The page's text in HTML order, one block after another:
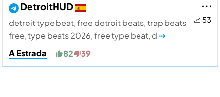
📈 53
DetroitHUD
detroit type beat, free detroit beats, trap beats
free, type beats 2026, free type beat, d ⇢
A Estrada
82 39